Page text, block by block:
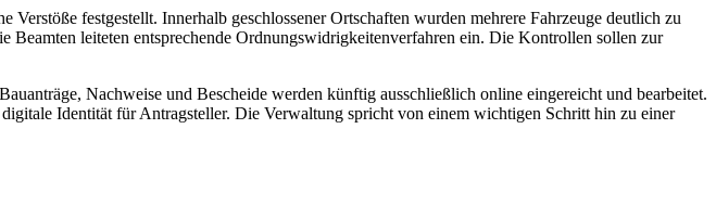
festgestellt. Innerhalb geschlossener Ortschaften wurden mehrere Fahrzeuge deutlich zu
Beamten leiteten entsprechende Ordnungswidrigkeitenverfahren ein. Die Kontrollen sollen zur
Nachweise und Bescheide werden künftig ausschließlich online eingereicht und bearbeitet.
Identität für Antragsteller. Die Verwaltung spricht von einem wichtigen Schritt hin zu einer